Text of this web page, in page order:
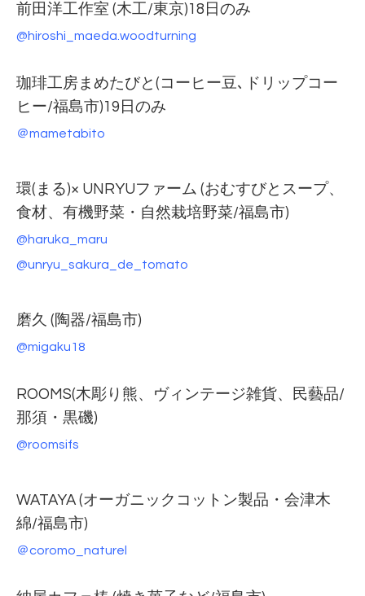
前田洋工作室 (木工/東京)18日のみ
@hiroshi_maeda.woodturning
珈琲工房まめたびと(コーヒー豆､ドリップコー
ヒー/福島市)19日のみ
＠mametabito
環(まる)× UNRYUファーム (おむすびとスープ、
食材、有機野菜・自然栽培野菜/福島市)
@haruka_maru
@unryu_sakura_de_tomato
磨久 (陶器/福島市)
@migaku18
ROOMS(木彫り熊、ヴィンテージ雑貨、民藝品/
那須・黒磯)
@roomsifs
WATAYA (オーガニックコットン製品・会津木
綿/福島市)
＠coromo_naturel